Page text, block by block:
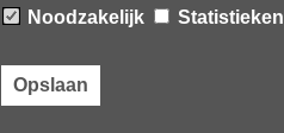
Noodzakelijk
Statistieken
Opslaan